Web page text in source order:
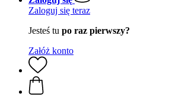
Zaloguj się teraz
Jesteś tu po raz pierwszy?
Załóż konto